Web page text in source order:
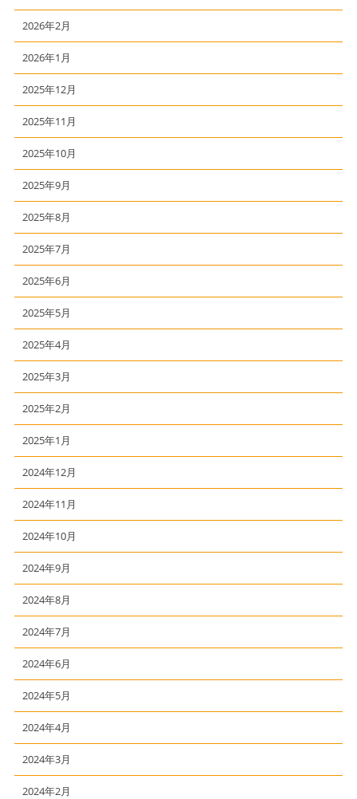
2026年2月
2026年1月
2025年12月
2025年11月
2025年10月
2025年9月
2025年8月
2025年7月
2025年6月
2025年5月
2025年4月
2025年3月
2025年2月
2025年1月
2024年12月
2024年11月
2024年10月
2024年9月
2024年8月
2024年7月
2024年6月
2024年5月
2024年4月
2024年3月
2024年2月